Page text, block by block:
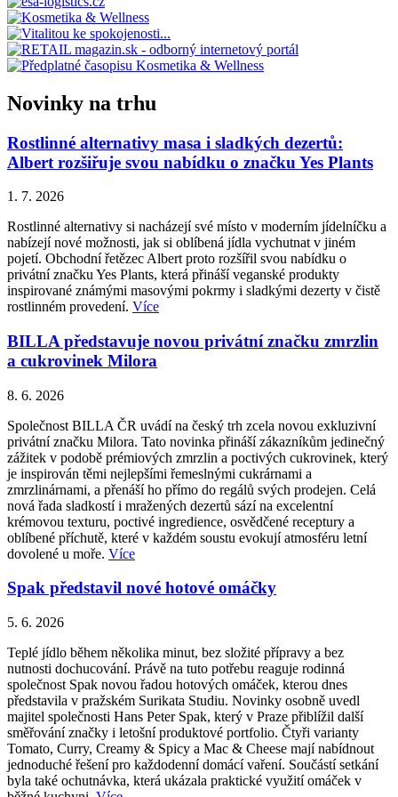
Novinky na trhu
Rostlinné alternativy masa i sladkých dezertů:
Albert rozšiřuje svou nabídku o značku Yes Plants
1. 7. 2026
Rostlinné alternativy si nacházejí své místo v moderním jídelníčku a
nabízejí nové možnosti, jak si oblíbená jídla vychutnat v jiném
pojetí. Obchodní řetězec Albert proto rozšířil svou nabídku o
privátní značku Yes Plants, která přináší veganské produkty
inspirované známými masovými pokrmy i sladkými dezerty v čistě
rostlinném provedení. Více
BILLA představuje novou privátní značku zmrzlin
a cukrovinek Milora
8. 6. 2026
Společnost BILLA ČR uvádí na český trh zcela novou exkluzivní
privátní značku Milora. Tato novinka přináší zákazníkům jedinečný
zážitek v podobě prémiových zmrzlin a poctivých cukrovinek, který
je inspirován těmi nejlepšími řemeslnými cukrárnami a
zmrzlinárnami, a přenáší ho přímo do regálů svých prodejen. Celá
nová řada sladkostí i mražených dezertů sází na excelentní
krémovou texturu, poctivé ingredience, osvědčené receptury a
oblíbené příchutě, které v každém soustu evokují atmosféru letní
dovolené u moře. Více
Spak představil nové hotové omáčky
5. 6. 2026
Teplé jídlo během několika minut, bez složité přípravy a bez
nutnosti dochucování. Právě na tuto potřebu reaguje rodinná
společnost Spak novou řadou hotových omáček, kterou dnes
představila v pražském Surikata Studiu. Novinky osobně uvedl
majitel společnosti Hans Peter Spak, který v Praze přiblížil další
směřování značky i letošní produktové portfolio. Čtyři varianty
Tomato, Curry, Creamy & Spicy a Mac & Cheese mají nabídnout
jednoduché řešení pro každodenní domácí vaření. Součástí setkání
byla také ochutnávka, která ukázala praktické využití omáček v